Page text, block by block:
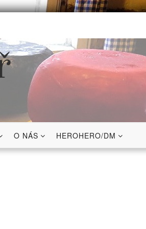
O NÁS HEROHERO/DM